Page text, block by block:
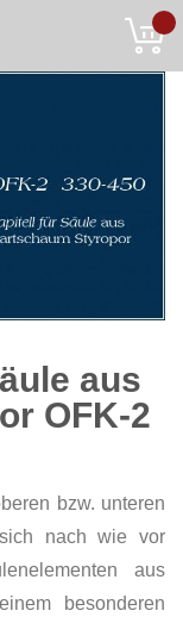
aus
OFK-2
bzw. unteren
nach wie vor
aus
besonderen